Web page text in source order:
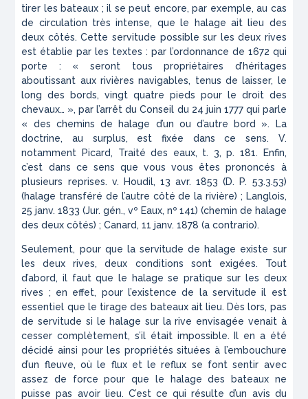
tirer les bateaux ; il se peut encore, par exemple, au cas
de circu­lation très intense, que le halage ait lieu des
deux côtés. Cette servitude possible sur les deux rives
est établie par les textes : par l’ordonnance de 1672 qui
porte : « seront tous propriétaires d’héritages
aboutissant aux rivières navigables, tenus de laisser, le
long des bords, vingt­ quatre pieds pour le droit des
chevaux… », par l’arrêt du Conseil du 24 juin 1777 qui parle
« des chemins de halage d’un ou d’autre bord ». La
doctrine, au surplus, est fixée dans ce sens. V.
notamment Picard, Traité des eaux, t. 3, p. 181. Enfin,
c’est dans ce sens que vous vous êtes prononcés à
plusieurs reprises. v. Houdil, 13 avr. 1853 (D. P. 53.3.53)
(halage transféré de l’autre côté de la rivière) ; Langlois,
25 janv. 1833 (Jur. gén., vº Eaux, nº 141) (chemin de halage
des deux côtés) ; Canard, 11 janv. 1878 (a contrario).
Seulement, pour que la servitude de halage existe sur
les deux rives, deux conditions sont exigées. Tout
d’abord, il faut que le halage se pratique sur les deux
rives ; en effet, pour l’existence de la servitude il est
essentiel que le tirage des bateaux ait lieu. Dès lors, pas
de servitude si le halage sur la rive envisagée venait à
cesser complètement, s’il était impossible. Il en a été
décidé ainsi pour les propriétés situées à l’embouchure
d’un fleuve, où le flux et le reflux se font sentir avec
assez de force pour que le halage des bateaux ne
puisse pas avoir lieu. C’est ce qui résulte d’un avis du